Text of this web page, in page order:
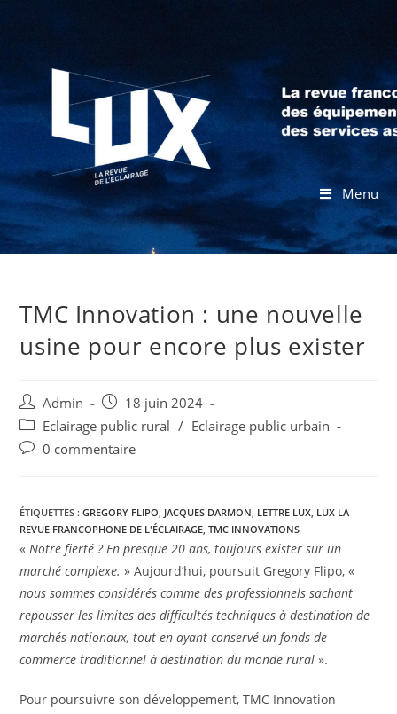
Menu
TMC Innovation : une nouvelle
usine pour encore plus exister
Admin
18 juin 2024
Eclairage public rural / Eclairage public urbain
0 commentaire
ÉTIQUETTES :GREGORY FLIPO, JACQUES DARMON, LETTRE LUX, LUX LA
REVUE FRANCOPHONE DE L'ÉCLAIRAGE, TMC INNOVATIONS
«Notre fierté ? En presque 20 ans, toujours exister sur un
marché complexe. » Aujourd’hui, poursuit Gregory Flipo, «
nous sommes considérés comme des professionnels sachant
repousser les limites des difficultés techniques à destination de
marchés nationaux, tout en ayant conservé un fonds de
commerce traditionnel à destination du monde rural ».
Pour poursuivre son développement, TMC Innovation